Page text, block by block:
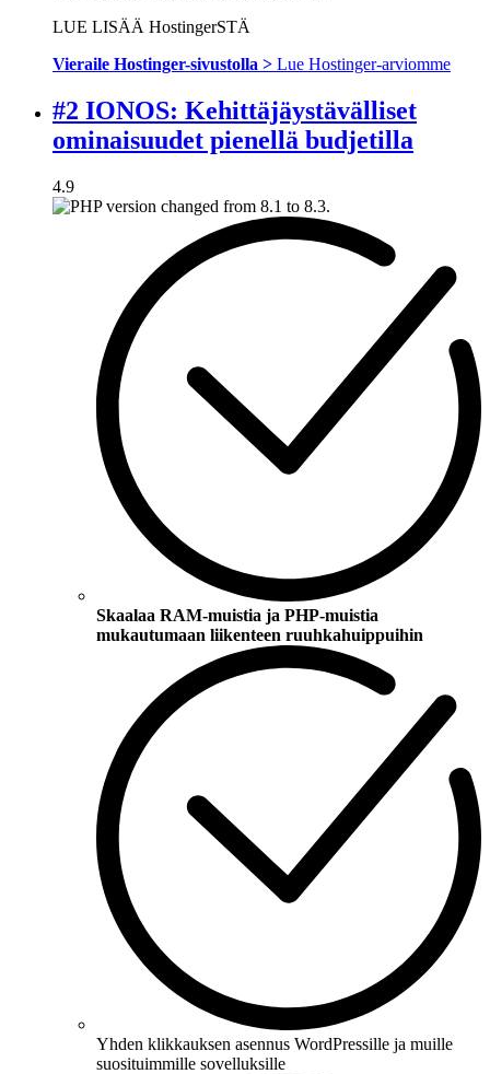
LUE LISÄÄ HostingerSTÄ
Vieraile Hostinger-sivustolla > Lue Hostinger-arviomme
#2 IONOS: Kehittäjäystävälliset
ominaisuudet pienellä budjetilla
4.9
Skaalaa RAM-muistia ja PHP-muistia
mukautumaan liikenteen ruuhkahuippuihin
Yhden klikkauksen asennus WordPressille ja muille
suosituimmille sovelluksille